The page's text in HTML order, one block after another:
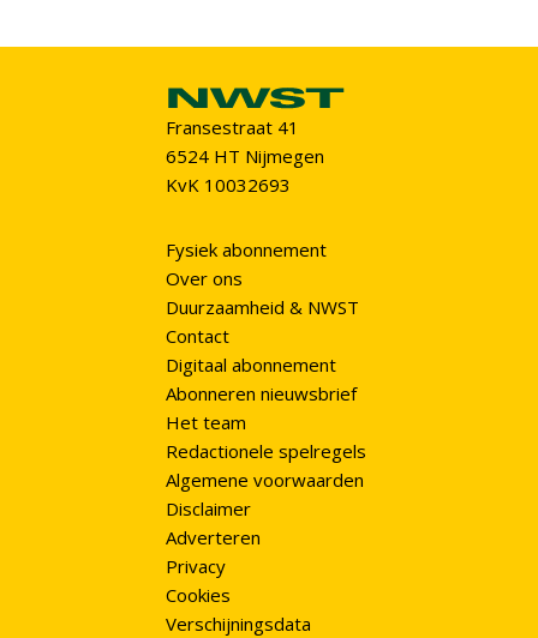
Fransestraat 41
6524 HT Nijmegen
KvK 10032693
Fysiek abonnement
Over ons
Duurzaamheid & NWST
Contact
Digitaal abonnement
Abonneren nieuwsbrief
Het team
Redactionele spelregels
Algemene voorwaarden
Disclaimer
Adverteren
Privacy
Cookies
Verschijningsdata